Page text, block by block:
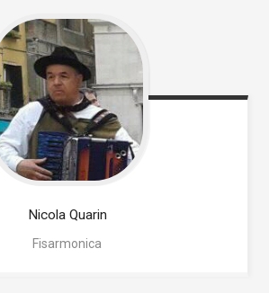
Nicola Quarin
Fisarmonica